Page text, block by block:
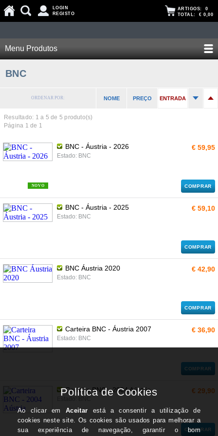
LOGIN
REGISTO
ARTIGOS: 0
TOTAL: € 0,00
Menu Produtos
BNC
ORDENAR POR: NOME PREÇO ENTRADA
Resultado: 1 a 5 de 5 produto(s)
Página 1 de 1
NOVO
BNC - Áustria - 2026
Estado: BNC
€ 59,95
COMPRAR
BNC - Áustria - 2025
Estado: BNC
€ 59,10
COMPRAR
BNC Áustria 2020
Estado: BNC
€ 42,90
COMPRAR
Carteira BNC - Áustria 2007
Estado: BNC
€ 36,90
COMPRAR
Carteira BNC - 2004 Aústria € 29,90
COMPRAR